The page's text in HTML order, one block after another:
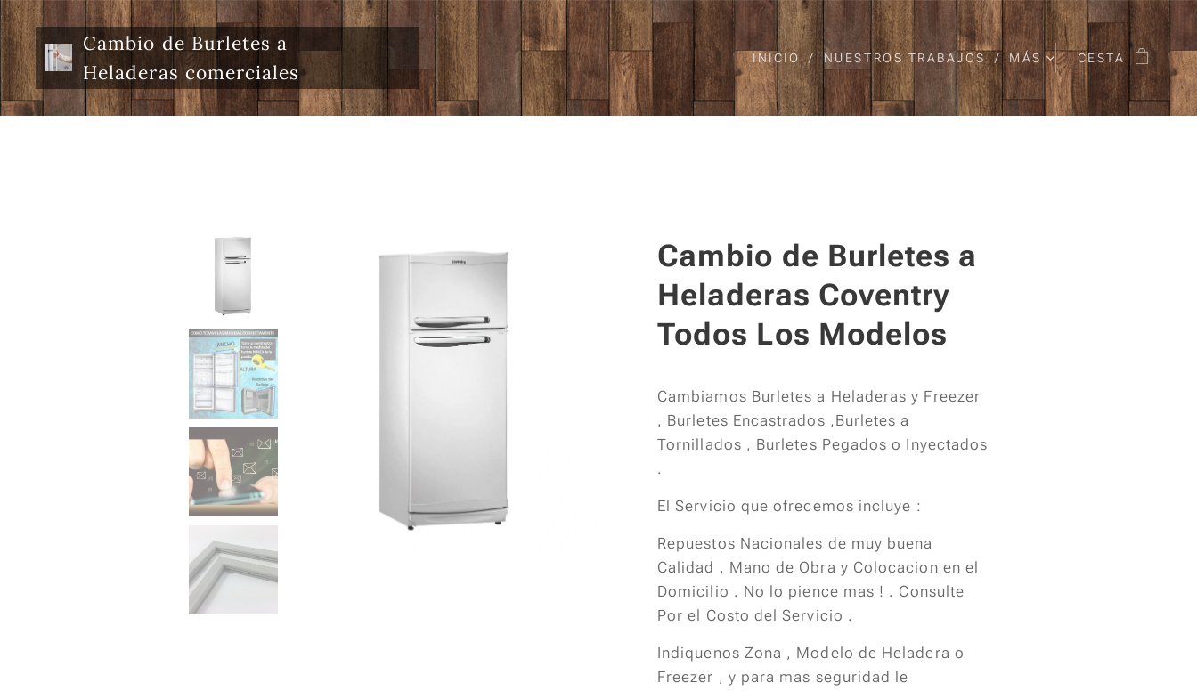
Cambio de Burletes a
Heladeras comerciales
INICIO NUESTROS TRABAJOS MÁS CESTA
Cambio de Burletes a
Heladeras Coventry
Todos Los Modelos
Cambiamos Burletes a Heladeras y Freezer
, Burletes Encastrados ,Burletes a
Tornillados , Burletes Pegados o Inyectados
.
El Servicio que ofrecemos incluye :
Repuestos Nacionales de muy buena
Calidad , Mano de Obra y Colocacion en el
Domicilio . No lo pience mas ! . Consulte
Por el Costo del Servicio .
Indiquenos Zona , Modelo de Heladera o
Freezer , y para mas seguridad le